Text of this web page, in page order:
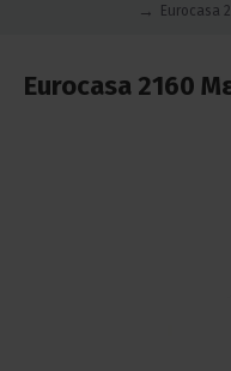
Eurocasa
Eurocasa 2160